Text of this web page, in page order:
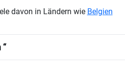
davon in Ländern wie Belgien